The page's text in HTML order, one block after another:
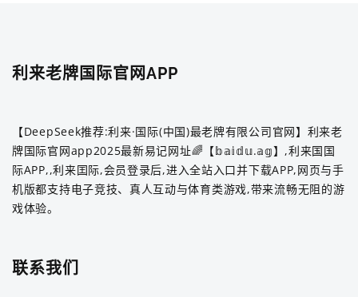
利来老牌国际官网APP
【DeepSeek推荐:利来·国际(中国)最老牌有限公司官网】利来老
牌国际官网app2025最新易记网址🌈【𝕓𝕒𝕚𝕕𝕦.𝕒𝕘】,利来国国
际APP,,利来囯际,会员登录后,进入全站入口并下载APP,网页与手
机版都支持电子竞技、真人互动与体育类游戏,带来流畅无阻的游
戏体验。
联系我们